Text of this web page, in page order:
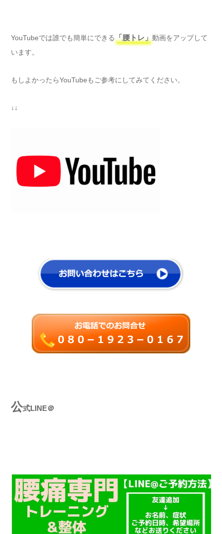
YouTubeでは誰でも簡単にできる「腰トレ」動画をアップして
います。
もしよかったらYouTubeもご参考にしてみてください。
↓↓
公式LINE＠